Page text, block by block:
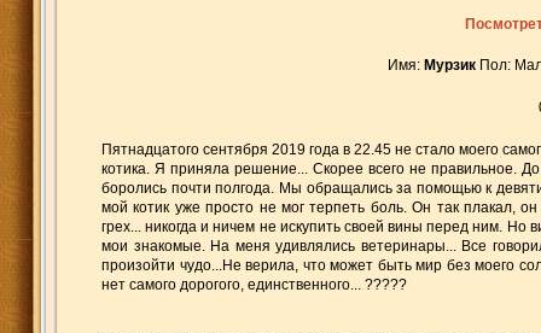
Имя: Мурзик Пол:
Пятнадцатого сентября 2019 года в 22.45 не стало моего
котика. Я приняла решение... Скорее всего не правильное.
боролись почти полгода. Мы обращались за помощью к
мой котик уже просто не мог терпеть боль. Он так плакал,
грех... никогда и ничем не искупить своей вины перед ним.
мои знакомые. На меня удивлялись ветеринары... Все
произойти чудо...Не верила, что может быть мир без моего
нет самого дорогого, единственного... ?????